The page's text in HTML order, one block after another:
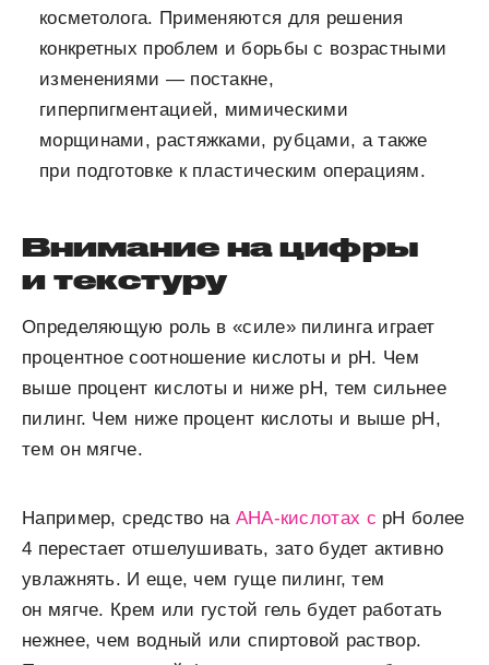
косметолога. Применяются для решения
конкретных проблем и борьбы с возрастными
изменениями — постакне,
гиперпигментацией, мимическими
морщинами, растяжками, рубцами, а также
при подготовке к пластическим операциям.
Внимание на цифры
и текстуру
Определяющую роль в «силе» пилинга играет
процентное соотношение кислоты и рН. Чем
выше процент кислоты и ниже рН, тем сильнее
пилинг. Чем ниже процент кислоты и выше рН,
тем он мягче.
Например, средство на АНА-кислотах с рН более
4 перестает отшелушивать, зато будет активно
увлажнять. И еще, чем гуще пилинг, тем
он мягче. Крем или густой гель будет работать
нежнее, чем водный или спиртовой раствор.